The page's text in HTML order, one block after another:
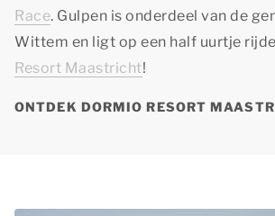
Race. Gulpen is onderdeel van de
Wittem en ligt op een half uurtje
Resort Maastricht!
ONTDEK DORMIO RESORT